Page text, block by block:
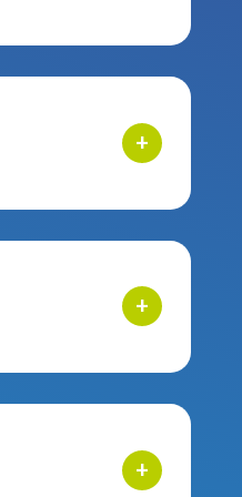
+
bouton
+
bouton
+
bouton